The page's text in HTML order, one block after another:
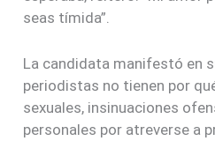
seas tímida”.
La candidata manifestó en
periodistas no tienen por
sexuales, insinuaciones
personales por atreverse a